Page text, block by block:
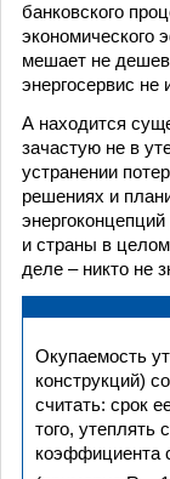
банковского
экономического
мешает не
энергосервис не
А находится
зачастую не в
устранении
решениях и
и страны в
деле – никто не
Окупаемость
конструкций)
считать: срок
того,
коэффициента